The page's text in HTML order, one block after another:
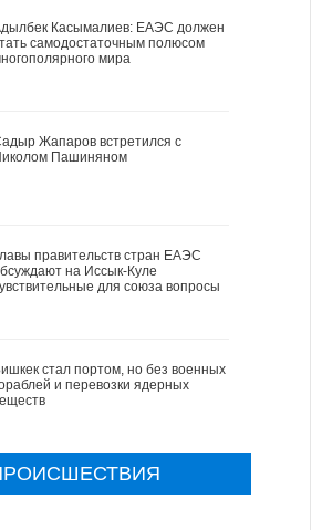
Касымалиев: ЕАЭС должен
самодостаточным полюсом
мира
Жапаров встретился с
Пашиняном
правительств стран ЕАЭС
на Иссык-Куле
для союза вопросы
стал портом, но без военных
и перевозки ядерных